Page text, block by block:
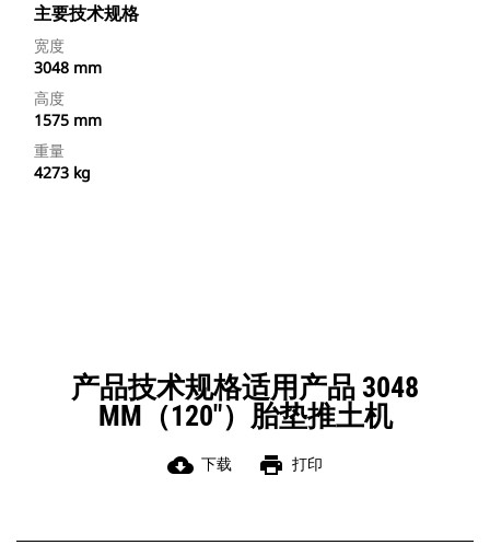
主要技术规格
宽度
3048 mm
高度
1575 mm
重量
4273 kg
产品技术规格适用产品 3048
MM（120"）胎垫推土机
cloud_download 下载 print 打印